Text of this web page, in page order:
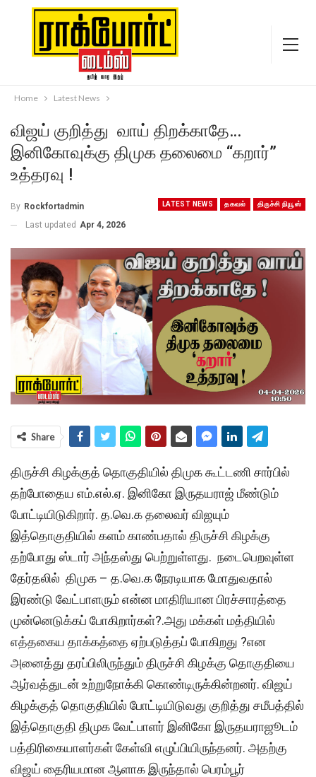
Home Latest News
விஜய் குறித்து வாய் திறக்காதே…
இனிகோவுக்கு திமுக தலைமை “கறார்”
உத்தரவு !
LATEST NEWS தகவல் திருச்சி நியூஸ்
By Rockfortadmin
Last updated Apr 4, 2026
Share
திருச்சி கிழக்குத் தொகுதியில் திமுக கூட்டணி சார்பில்
தற்போதைய எம்.எல்.ஏ. இனிகோ இருதயராஜ் மீண்டும்
போட்டியிடுகிறார். த.வெ.க தலைவர் விஜயும்
இத்தொகுதியில் களம் காண்பதால் திருச்சி கிழக்கு
தற்போது ஸ்டார் அந்தஸ்து பெற்றுள்ளது. நடைபெறவுள்ள
தேர்தலில் திமுக – த.வெ.க நேரடியாக மோதுவதால்
இரண்டு வேட்பாளரும் என்ன மாதிரியான பிரச்சாரத்தை
முன்னெடுக்கப் போகிறார்கள்?.அது மக்கள் மத்தியில்
எத்தகைய தாக்கத்தை ஏற்படுத்தப் போகிறது ?என
அனைத்து தரப்பிலிருந்தும் திருச்சி கிழக்கு தொகுதியை
ஆர்வத்துடன் உற்றுநோக்கி கொண்டிருக்கின்றனர். விஜய்
கிழக்குத் தொகுதியில் போட்டியிடுவது குறித்து சமீபத்தில்
இத்தொகுதி திமுக வேட்பாளர் இனிகோ இருதயராஜூடம்
பத்திரிகையாளர்கள் கேள்வி எழுப்பியிருந்தனர். அதற்கு
விஜய் தைரியமான ஆளாக இருந்தால் பெரம்பூர்